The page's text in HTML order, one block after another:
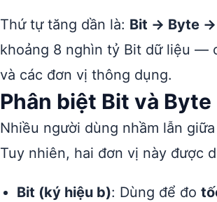
Thứ tự tăng dần là: Bit → Byte →
khoảng 8 nghìn tỷ Bit dữ liệu —
và các đơn vị thông dụng.
Phân biệt Bit và
Nhiều người dùng nhầm lẫn
Tuy nhiên, hai đơn vị này được
Bit (ký hiệu b): Dùng để đo